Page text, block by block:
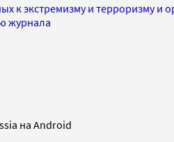
к экстремизму и терроризму
журнала
на Android